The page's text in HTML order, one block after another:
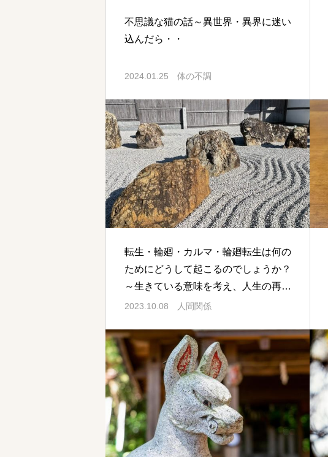
不思議な猫の話～異世界・異界に迷い
込んだら・・
2024.01.25 体の不調
転生・輪廻・カルマ・輪廻転生は何の
ためにどうして起こるのでしょうか？
～生きている意味を考え、人生の再出
発をしたい人へ
2023.10.08 人間関係